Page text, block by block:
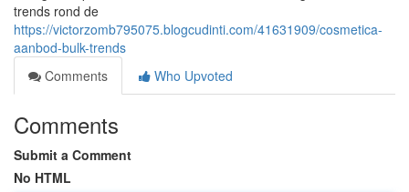
trends rond de
https://victorzomb795075.blogcudinti.com/41631909/cosmetica-
aanbod-bulk-trends
Comments
Who Upvoted
Comments
Submit a Comment
No HTML